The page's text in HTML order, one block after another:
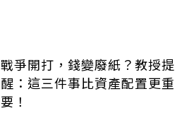
戰爭開打，錢變廢紙？教授提
醒：這三件事比資產配置更重
要！